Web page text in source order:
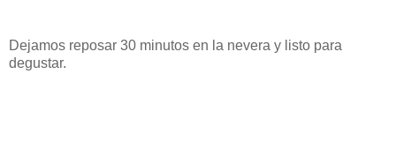
Dejamos reposar 30 minutos en la nevera y listo para
degustar.